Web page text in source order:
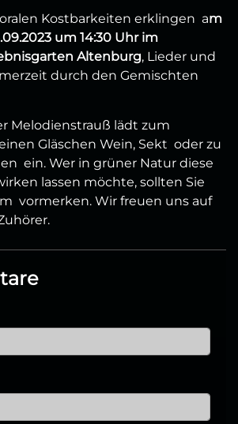
Kostbarkeiten erklingen am
um 14:30 Uhr im
Altenburg, Lieder und
durch den Gemischten
Melodienstrauß lädt zum
Gläschen Wein, Sekt oder zu
ein. Wer in grüner Natur diese
lassen möchte, sollten Sie
vormerken. Wir freuen uns auf